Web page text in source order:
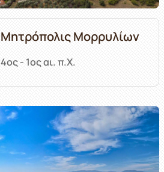
Μητρόπολις Μορρυλίων
4ος - 1ος αι. π.Χ.